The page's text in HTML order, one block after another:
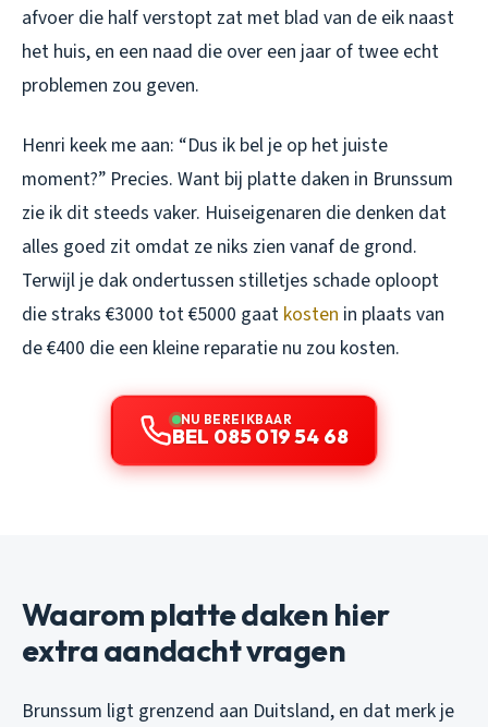
afvoer die half verstopt zat met blad van de eik naast
het huis, en een naad die over een jaar of twee echt
problemen zou geven.
Henri keek me aan: “Dus ik bel je op het juiste
moment?” Precies. Want bij platte daken in Brunssum
zie ik dit steeds vaker. Huiseigenaren die denken dat
alles goed zit omdat ze niks zien vanaf de grond.
Terwijl je dak ondertussen stilletjes schade oploopt
die straks €3000 tot €5000 gaat kosten in plaats van
de €400 die een kleine reparatie nu zou kosten.
NU BEREIKBAAR
BEL 085 019 54 68
Waarom platte daken hier
extra aandacht vragen
Brunssum ligt grenzend aan Duitsland, en dat merk je